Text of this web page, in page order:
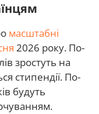
масштабні
2026 року. По-
зростуть на
стипендії. По-
будуть